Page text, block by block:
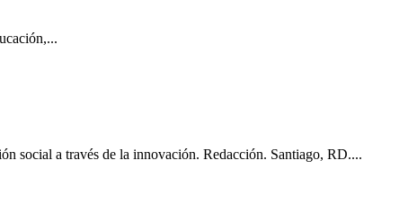
social a través de la innovación. Redacción. Santiago, RD....